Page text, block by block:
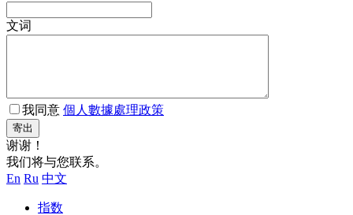
文词
我同意 個人數據處理政策
寄出
谢谢！
我们将与您联系。
En Ru 中文
指数